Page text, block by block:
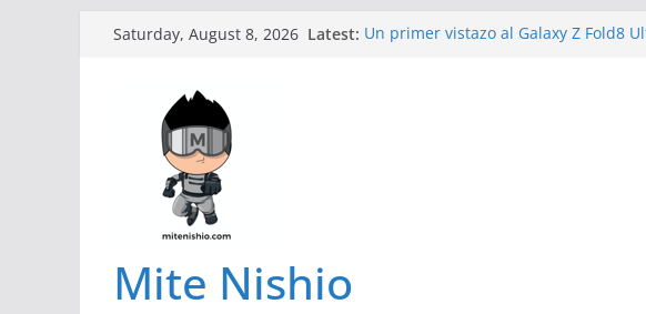
Saturday, August 8, 2026 Latest: Un primer vistazo al Galaxy Z Fold8
Mite Nishio